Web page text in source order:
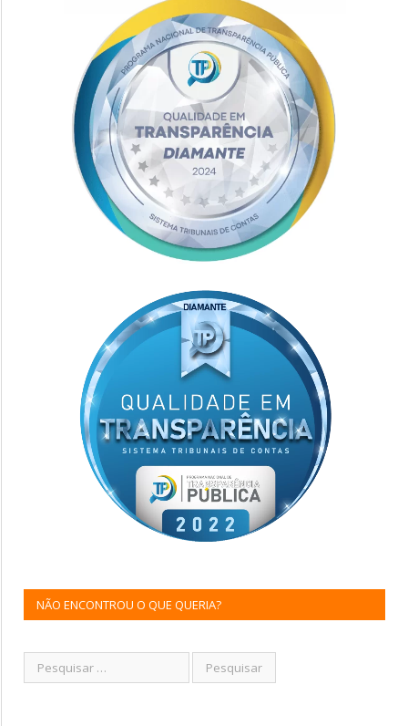
NÃO ENCONTROU O QUE QUERIA?